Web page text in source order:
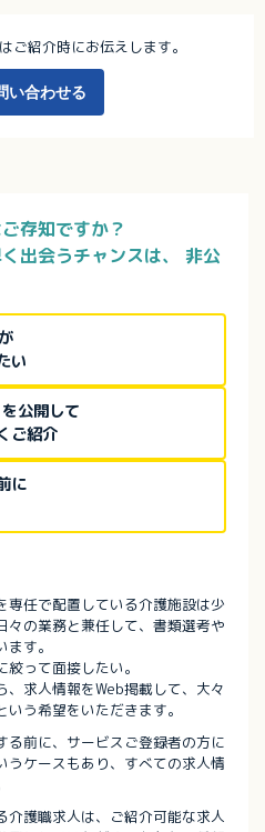
ご紹介時にお伝えします。
い合わせる
存知ですか？
出会うチャンスは、
非公
が
い
を公開して
ご紹介
に
専任で配置している介護施設は少
々の業務と兼任して、書類選考や
す。
って面接したい。
、求人情報をWeb掲載して、大々
う希望をいただきます。
る前に、サービスご登録者の方に
うケースもあり、すべての求人情
介護職求人は、ご紹介可能な求人